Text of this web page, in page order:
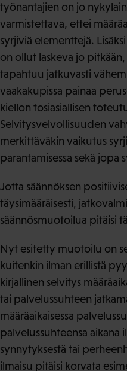
työnantajien on jo
varmistettava, ettei
syrjiviä elementtejä.
on ollut laskeva jo
tapahtuu jatkuvasti
vaakakupissa painaa
kiellon tosiasiallisen
Selvitysvelvollisuuden
merkittäväkin vaikutus
parantamisessa sekä jopa
Jotta säännöksen
täysimääräisesti,
säännösmuotoilua pitäisi
Nyt esitetty muotoilu on
kuitenkin ilman erillistä
kirjallinen selvitys
tai palvelussuhteen
määräaikaisessa
palvelussuhteensa aikana
synnytyksestä tai
ilmaisu pitäisi korvata